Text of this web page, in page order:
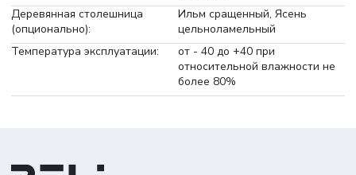
Деревянная столешница
(опционально):
Ильм сращенный, Ясень
цельноламельный
Температура эксплуатации:
от - 40 до +40 при
относительной влажности не
более 80%